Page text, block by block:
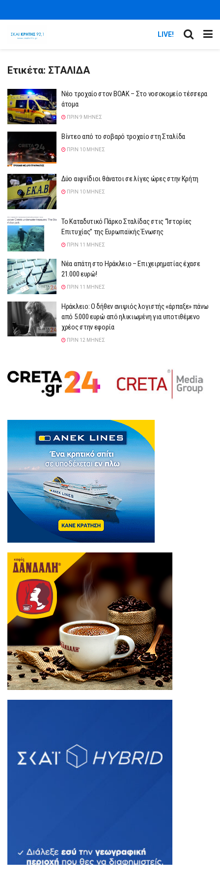
LIVE!
Ετικέτα: ΣΤΑΛΙΔΑ
Νέο τροχαίο στον ΒΟΑΚ – Στο νοσοκομείο τέσσερα
άτομα
ΠΡΙΝ 9 ΜΉΝΕΣ
Βίντεο από το σοβαρό τροχαίο στη Σταλίδα
ΠΡΙΝ 10 ΜΉΝΕΣ
Δύο αιφνίδιοι θάνατοι σε λίγες ώρες στην Κρήτη
ΠΡΙΝ 10 ΜΉΝΕΣ
Το Καταδυτικό Πάρκο Σταλίδας στις “Ιστορίες
Επιτυχίας” της Ευρωπαϊκής Ένωσης
ΠΡΙΝ 11 ΜΉΝΕΣ
Νέα απάτη στο Ηράκλειο – Επιχειρηματίας έχασε
21.000 ευρώ!
ΠΡΙΝ 11 ΜΉΝΕΣ
Ηράκλειο: Ο δήθεν ανιψιός λογιστής «άρπαξε» πάνω
από 5.000 ευρώ από ηλικιωμένη για υποτιθέμενο
χρέος στην εφορία
ΠΡΙΝ 12 ΜΉΝΕΣ